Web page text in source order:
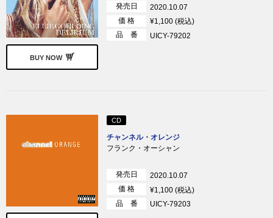
BUY NOW
発売日
2020.10.07
価 格
¥1,100 (税込)
品 番
UICY-79202
CD
チャンネル・オレンジ
フランク・オーシャン
発売日
2020.10.07
価 格
¥1,100 (税込)
品 番
UICY-79203